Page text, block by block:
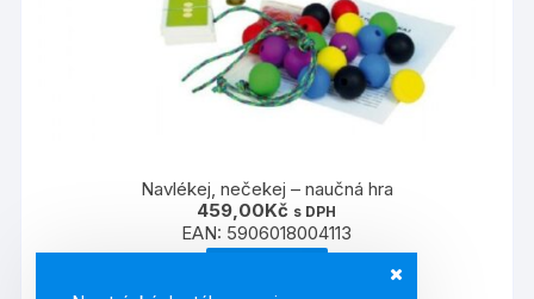
Navlékej, nečekej – naučná hra
459,00Kč s DPH
EAN: 5906018004113